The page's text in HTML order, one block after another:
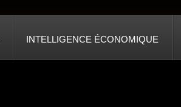
INTELLIGENCE ÉCONOMIQUE